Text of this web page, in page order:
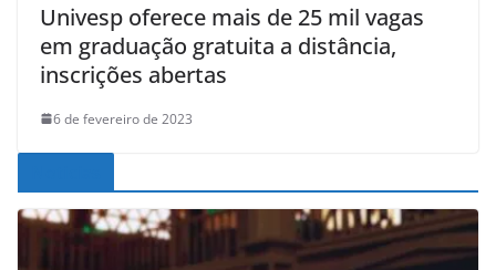
Univesp oferece mais de 25 mil vagas
em graduação gratuita a distância,
inscrições abertas
6 de fevereiro de 2023